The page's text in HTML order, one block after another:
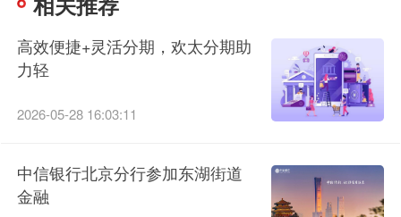
高效便捷+灵活分期，欢太分期助
力轻
2026-05-28 16:03:11
中信银行北京分行参加东湖街道
金融